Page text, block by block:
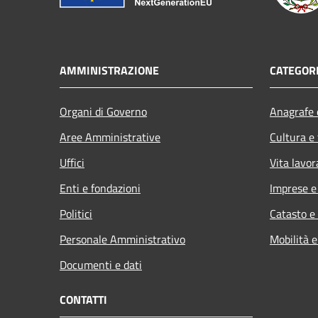
AMMINISTRAZIONE
Organi di Governo
Aree Amministrative
Uffici
Enti e fondazioni
Politici
Personale Amministrativo
Documenti e dati
Cultura
Vita
Imprese
Catasto
Mobilità
CONTATTI